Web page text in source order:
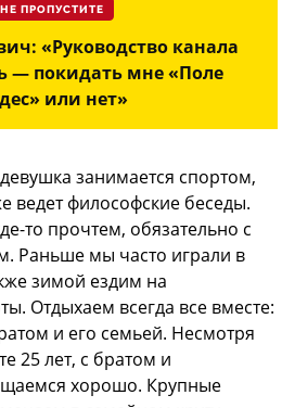
НЕ ПРОПУСТИТЕ
«Руководство канала
— покидать мне «Поле
или нет»
занимается спортом,
ведет философские беседы.
то прочтем, обязательно с
Раньше мы часто играли в
зимой ездим на
Отдыхаем всегда все вместе:
и его семьей. Несмотря
25 лет, с братом и
хорошо. Крупные